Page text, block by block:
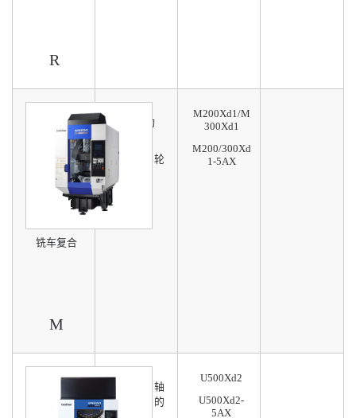
R
铣车复合
M
可选5联动
可选车齿轮
功能
M200Xd1/M
300Xd1
M200/300Xd
1-5AX
以最小五轴
机做最大的
U500Xd2
U500Xd2-
5AX